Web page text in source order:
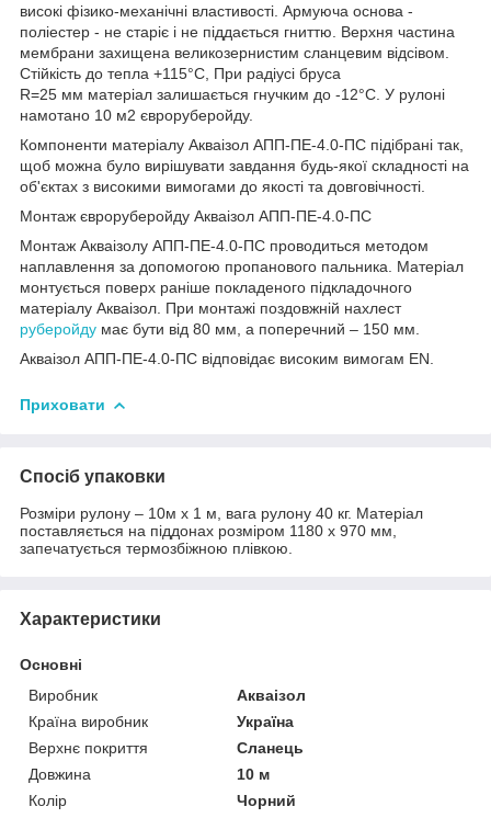
високі фізико-механічні властивості. Армуюча основа -
поліестер - не старіє і не піддається гниттю. Верхня частина
мембрани захищена великозернистим сланцевим відсівом.
Стійкість до тепла +115°С, При радіусі бруса
R=25 мм матеріал залишається гнучким до -12°С. У рулоні
намотано 10 м2 євроруберойду.
Компоненти матеріалу Акваізол АПП-ПЕ-4.0-ПС підібрані так,
щоб можна було вирішувати завдання будь-якої складності на
об'єктах з високими вимогами до якості та довговічності.
Монтаж євроруберойду Акваізол АПП-ПЕ-4.0-ПС
Монтаж Акваізолу АПП-ПЕ-4.0-ПС проводиться методом
наплавлення за допомогою пропанового пальника. Матеріал
монтується поверх раніше покладеного підкладочного
матеріалу Акваізол. При монтажі поздовжній нахлест
руберойду має бути від 80 мм, а поперечний – 150 мм.
Акваізол АПП-ПЕ-4.0-ПС відповідає високим вимогам EN.
Приховати
Спосіб упаковки
Розміри рулону – 10м х 1 м, вага рулону 40 кг. Матеріал
поставляється на піддонах розміром 1180 х 970 мм,
запечатується термозбіжною плівкою.
Характеристики
Основні
Виробник
Акваізол
Країна виробник
Україна
Верхнє покриття
Сланець
Довжина
10 м
Колір
Чорний